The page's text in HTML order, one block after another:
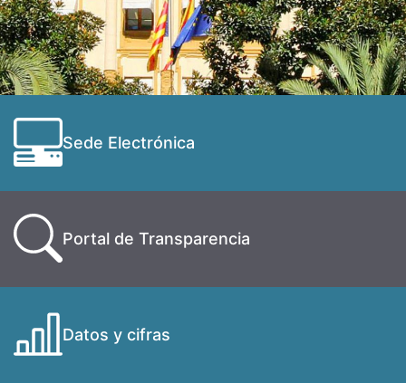
Sede Electrónica
Portal de Transparencia
Datos y cifras